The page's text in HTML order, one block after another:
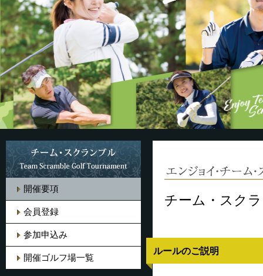
開催要項
会員登録
参加申込み
開催ゴルフ場一覧
チーム・スク
ルールのご説明